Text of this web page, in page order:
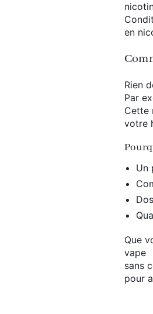
en
Rien
Par
Cette
votre
Un
Que
vape
sans
pour